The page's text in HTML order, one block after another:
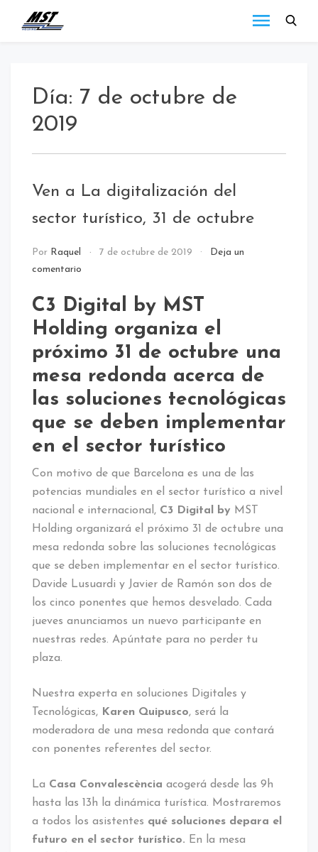
Día: 7 de octubre de
2019
Ven a La digitalización del
sector turístico, 31 de octubre
Por Raquel 7 de octubre de 2019 NOTICIAS
Deja un
comentario
C3 Digital by MST
Holding organiza el
próximo 31 de octubre una
mesa redonda acerca de
las soluciones tecnológicas
que se deben implementar
en el sector turístico
Con motivo de que Barcelona es una de las
potencias mundiales en el sector turístico a nivel
nacional e internacional, C3 Digital by MST
Holding organizará el próximo 31 de octubre una
mesa redonda sobre las soluciones tecnológicas
que se deben implementar en el sector turístico.
Davide Lusuardi y Javier de Ramón son dos de
los cinco ponentes que hemos desvelado. Cada
jueves anunciamos un nuevo participante en
nuestras redes. Apúntate para no perder tu
plaza.
Nuestra experta en soluciones Digitales y
Tecnológicas, Karen Quipusco, será la
moderadora de una mesa redonda que contará
con ponentes referentes del sector.
La Casa Convalescència acogerá desde las 9h
hasta las 13h la dinámica turística. Mostraremos
a todos los asistentes qué soluciones depara el
futuro en el sector turístico. En la mesa